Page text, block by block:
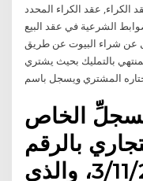
عقد الكراء المحدد
الشرعية في عقد البيع
عن شراء البيوت عن طريق
بالتمليك بحيث يشتري
المشتري ويسجل باسم
الخاص
بالرقم
(4174)، تاريخ 3/11/2011، والذي